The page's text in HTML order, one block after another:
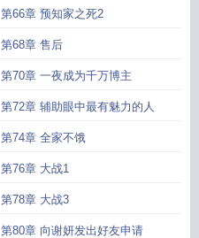
第66章 预知家之死2
第68章 售后
第70章 一夜成为千万博主
第72章 辅助眼中最有魅力的人
第74章 全家不饿
第76章 大战1
第78章 大战3
第80章 向谢妍发出好友申请